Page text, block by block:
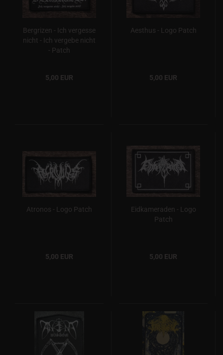
Bergrizen - Ich vergesse
nicht - Ich vergebe nicht
- Patch
5,00 EUR
Aesthus - Logo Patch
5,00 EUR
Atronos - Logo Patch
5,00 EUR
Eidkameraden - Logo
Patch
5,00 EUR